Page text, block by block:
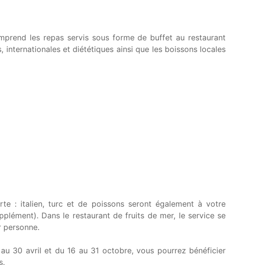
les repas servis sous forme de buffet au restaurant
et diététiques ainsi que les boissons locales
: italien, turc et de poissons seront également à votre
Dans le restaurant de fruits de mer, le service se
au 30 avril et du 16 au 31 octobre, vous pourrez bénéficier